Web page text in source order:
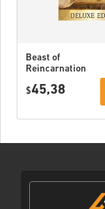
Beast of
Reincarnation
PC (STEAM)
$45,38